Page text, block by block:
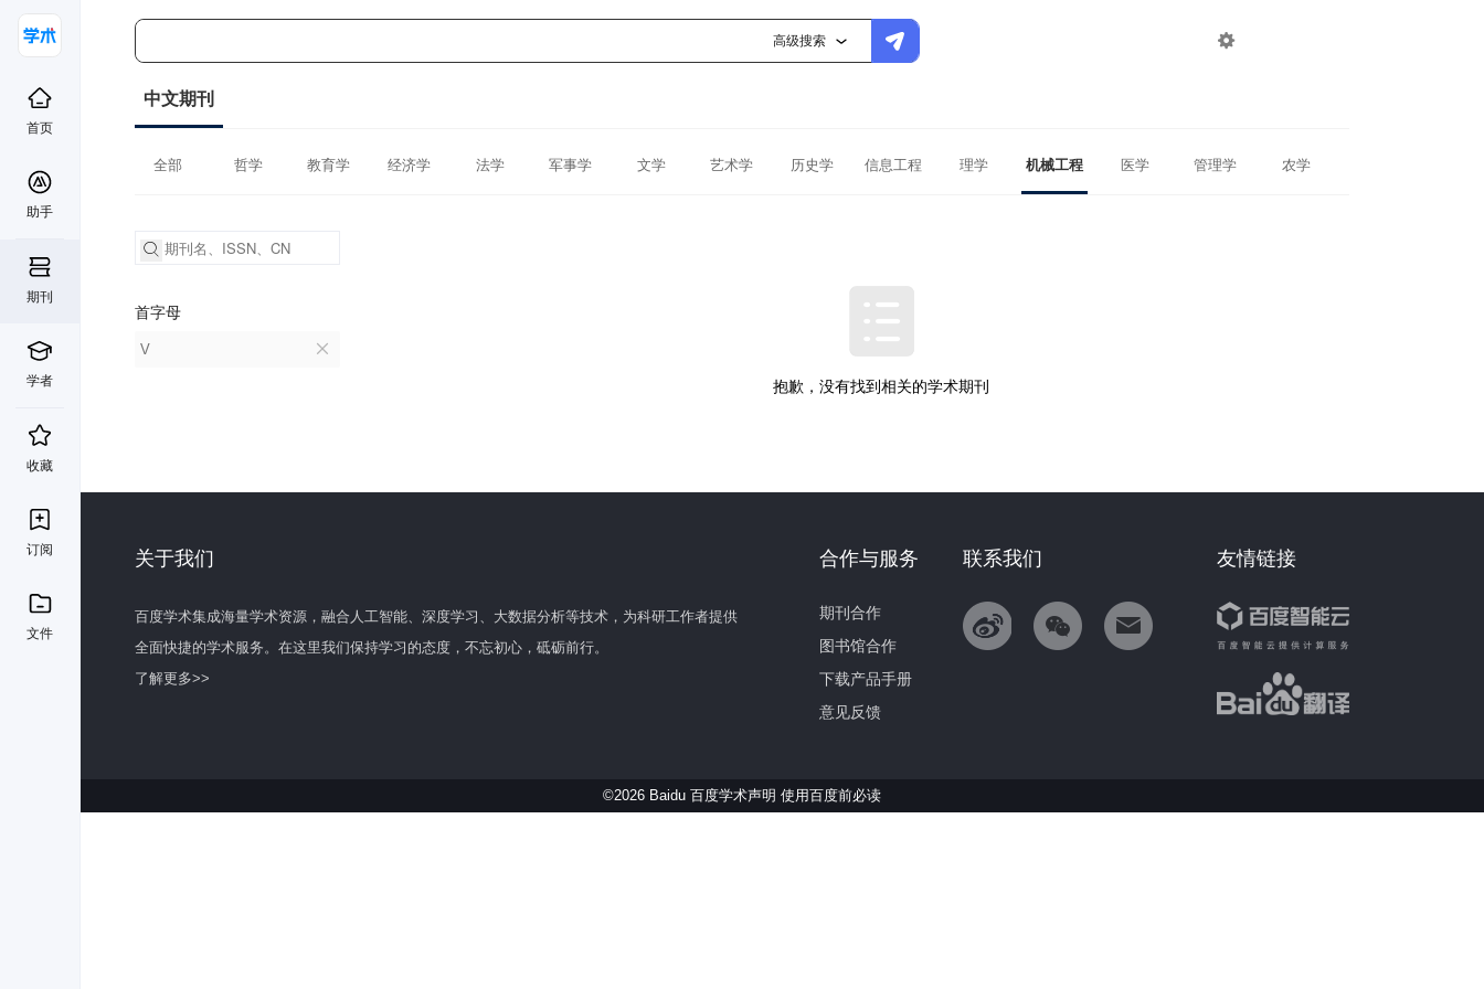
高级搜索 
首页
助手
期刊
学者
收藏
订阅
文件
中文期刊
全部 哲学 教育学 经济学 法学 军事学 文学 艺术学 历史学 信息工程 理学 机械工程 医学 管理学 农学
首字母
V
抱歉，没有找到相关的学术期刊
关于我们
百度学术集成海量学术资源，融合人工智能、深度学习、大数据分析等技术，为科研工作者提供
全面快捷的学术服务。在这里我们保持学习的态度，不忘初心，砥砺前行。
了解更多>>
友情链接
联系我们
合作与服务
期刊合作
图书馆合作
下载产品手册
意见反馈
©2026 Baidu 百度学术声明 使用百度前必读